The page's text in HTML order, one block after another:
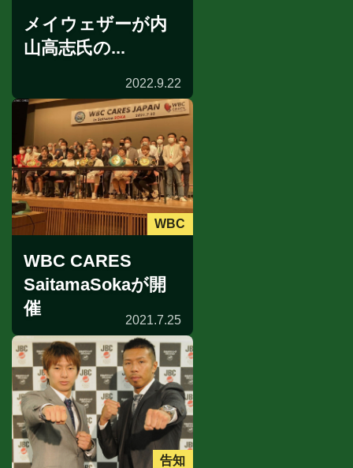
メイウェザーが内
山高志氏の...
2022.9.22
WBC
WBC CARES
SaitamaSokaが開
催
2021.7.25
告知